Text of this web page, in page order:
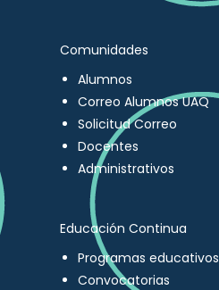
Comunidades
Alumnos
Correo Alumnos UAQ
Solicitud Correo
Docentes
Administrativos
Educación Continua
Programas educativos
Convocatorias